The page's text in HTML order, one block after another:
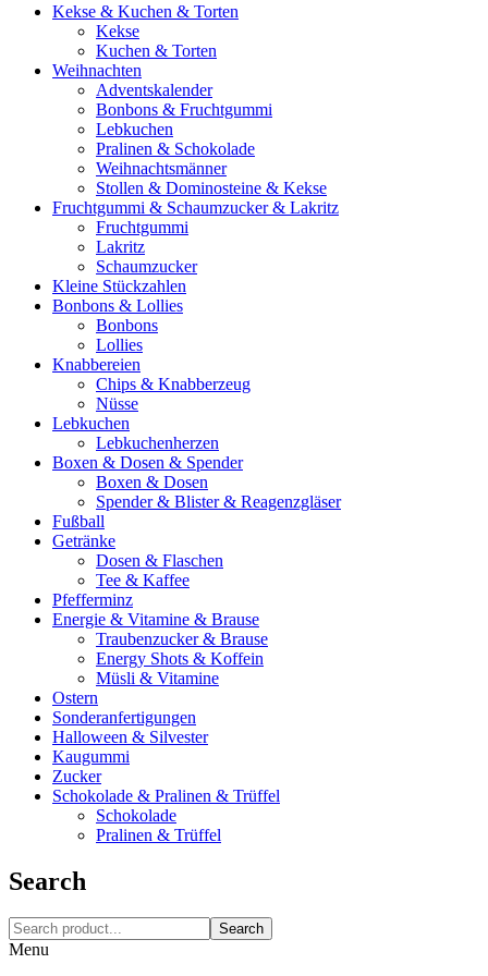
Kekse & Kuchen & Torten
Kekse
Kuchen & Torten
Weihnachten
Adventskalender
Bonbons & Fruchtgummi
Lebkuchen
Pralinen & Schokolade
Weihnachtsmänner
Stollen & Dominosteine & Kekse
Fruchtgummi & Schaumzucker & Lakritz
Fruchtgummi
Lakritz
Schaumzucker
Kleine Stückzahlen
Bonbons & Lollies
Bonbons
Lollies
Knabbereien
Chips & Knabberzeug
Nüsse
Lebkuchen
Lebkuchenherzen
Boxen & Dosen & Spender
Boxen & Dosen
Spender & Blister & Reagenzgläser
Fußball
Getränke
Dosen & Flaschen
Tee & Kaffee
Pfefferminz
Energie & Vitamine & Brause
Traubenzucker & Brause
Energy Shots & Koffein
Müsli & Vitamine
Ostern
Sonderanfertigungen
Halloween & Silvester
Kaugummi
Zucker
Schokolade & Pralinen & Trüffel
Schokolade
Pralinen & Trüffel
Search
Search
Menu